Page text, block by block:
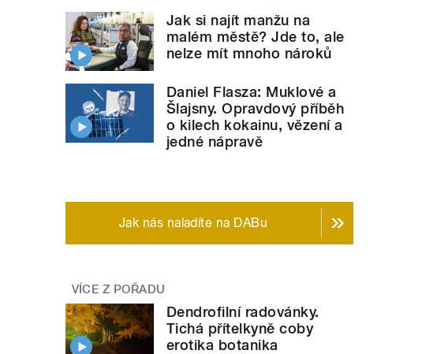
Jak si najít manžu na
malém městě? Jde to, ale
nelze mít mnoho nároků
Daniel Flasza: Muklové a
Šlajsny. Opravdový příběh
o kilech kokainu, vězení a
jedné nápravě
Jak nás naladíte na DABu
VÍCE Z POŘADU
Dendrofilní radovánky.
Tichá přítelkyně coby
erotika botanika